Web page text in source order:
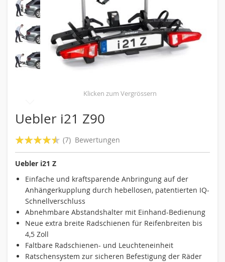
Skip
to
the
beginning
of
the
images
gallery
Uebler i21 Z90
Bewertung:
86
% of100
(7) Bewertungen
Uebler i21 Z
Einfache und kraftsparende Anbringung auf der
Anhängerkupplung durch hebellosen, patentierten IQ-
Schnellverschluss
Abnehmbare Abstandshalter mit Einhand-Bedienung
Neue extra breite Radschienen für Reifenbreiten bis
4,5 Zoll
Faltbare Radschienen- und Leuchteneinheit
Ratschensystem zur sicheren Befestigung der Räder